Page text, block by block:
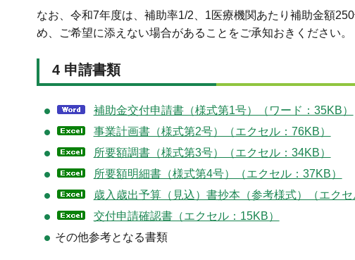
なお、令和7年度は、補助率1/2、1医療機関あたり補助金額
め、ご希望に添えない場合があることをご承知おきください。
4 申請書類
補助金交付申請書（様式第1号）（ワード：35KB）
事業計画書（様式第2号）（エクセル：76KB）
所要額調書（様式第3号）（エクセル：34KB）
所要額明細書（様式第4号）（エクセル：37KB）
歳入歳出予算（見込）書抄本（参考様式）（エクセ
交付申請確認書（エクセル：15KB）
その他参考となる書類